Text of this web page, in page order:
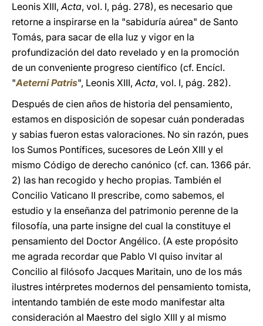
Leonis XIII,Acta, vol. I, pág. 278), es necesario que
retorne a inspirarse en la "sabiduría aúrea" de Santo
Tomás, para sacar de ella luz y vigor en la
profundización del dato revelado y en la promoción
de un conveniente progreso científico (cf. Encícl.
"Aeterni Patris", Leonis XIII,Acta, vol. I, pág. 282).
Después de cien años de historia del pensamiento,
estamos en disposición de sopesar cuán ponderadas
y sabias fueron estas valoraciones. No sin razón, pues
los Sumos Pontífices, sucesores de León XIII y el
mismo Código de derecho canónico (cf. can. 1366 pár.
2) las han recogido y hecho propias. También el
Concilio Vaticano II prescribe, como sabemos, el
estudio y la enseñanza del patrimonio perenne de la
filosofía, una parte insigne del cual la constituye el
pensamiento del Doctor Angélico. (A este propósito
me agrada recordar que Pablo VI quiso invitar al
Concilio al filósofo Jacques Maritain, uno de los más
ilustres intérpretes modernos del pensamiento tomista,
intentando también de este modo manifestar alta
consideración al Maestro del siglo XIII y al mismo